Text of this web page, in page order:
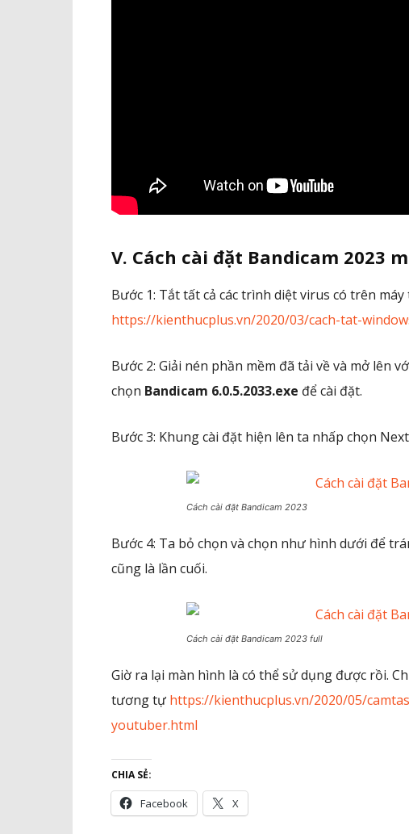
V. Cách cài đặt Bandicam 2023
Bước 1: Tắt tất cả các trình diệt virus có trên
https://kienthucplus.vn/2020/03/cach-tat-
Bước 2: Giải nén phần mềm đã tải về và mở lên
chọn Bandicam 6.0.5.2033.exe để cài đặt.
Bước 3: Khung cài đặt hiện lên ta nhấp chọn
Cách cài đặt Bandicam 2023
Bước 4: Ta bỏ chọn và chọn như hình dưới để
cũng là lần cuối.
Cách cài đặt Bandicam 2023 full
Giờ ra lại màn hình là có thể sử dụng được rồi.
tương tự https://kienthucplus.vn/2020/05/
youtuber.html
CHIA SẺ:
Facebook X